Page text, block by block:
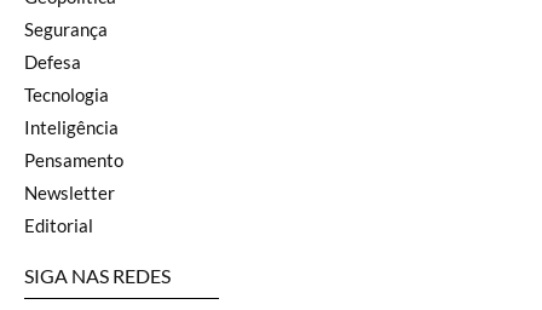
Segurança
Defesa
Tecnologia
Inteligência
Pensamento
Newsletter
Editorial
SIGA NAS REDES